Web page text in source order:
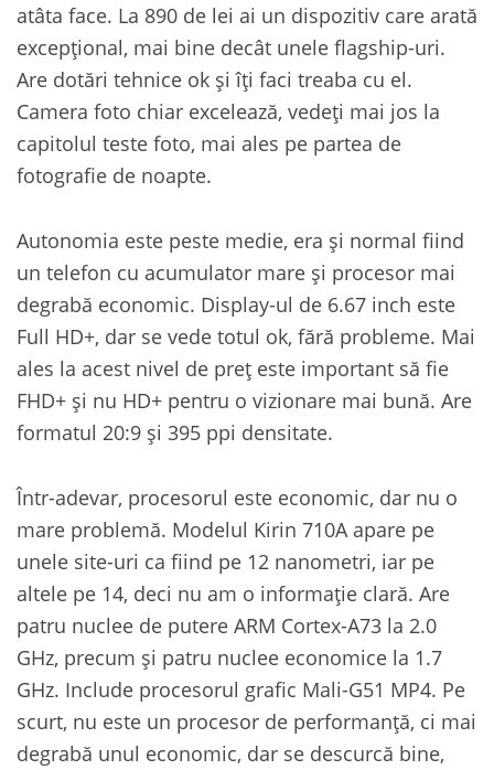
atâta face. La 890 de lei ai un dispozitiv care arată
excepțional, mai bine decât unele flagship-uri.
Are dotări tehnice ok și îți faci treaba cu el.
Camera foto chiar excelează, vedeți mai jos la
capitolul teste foto, mai ales pe partea de
fotografie de noapte.
Autonomia este peste medie, era și normal fiind
un telefon cu acumulator mare și procesor mai
degrabă economic. Display-ul de 6.67 inch este
Full HD+, dar se vede totul ok, fără probleme. Mai
ales la acest nivel de preț este important să fie
FHD+ și nu HD+ pentru o vizionare mai bună. Are
formatul 20:9 și 395 ppi densitate.
Într-adevar, procesorul este economic, dar nu o
mare problemă. Modelul Kirin 710A apare pe
unele site-uri ca fiind pe 12 nanometri, iar pe
altele pe 14, deci nu am o informație clară. Are
patru nuclee de putere ARM Cortex-A73 la 2.0
GHz, precum și patru nuclee economice la 1.7
GHz. Include procesorul grafic Mali-G51 MP4. Pe
scurt, nu este un procesor de performanță, ci mai
degrabă unul economic, dar se descurcă bine,